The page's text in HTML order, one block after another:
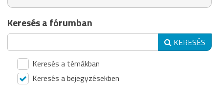
Keresés a fórumban
KERESÉS
Keresés a témákban
Keresés a bejegyzésekben